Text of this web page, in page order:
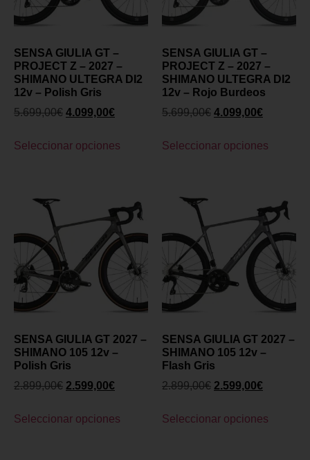
SENSA GIULIA GT –
PROJECT Z – 2027 –
SHIMANO ULTEGRA DI2
12v – Polish Gris
5.699,00€ 4.099,00€
Seleccionar opciones
SENSA GIULIA GT –
PROJECT Z – 2027 –
SHIMANO ULTEGRA DI2
12v – Rojo Burdeos
5.699,00€ 4.099,00€
Seleccionar opciones
SENSA GIULIA GT 2027 –
SHIMANO 105 12v –
Polish Gris
2.899,00€ 2.599,00€
Seleccionar opciones
SENSA GIULIA GT 2027 –
SHIMANO 105 12v –
Flash Gris
2.899,00€ 2.599,00€
Seleccionar opciones